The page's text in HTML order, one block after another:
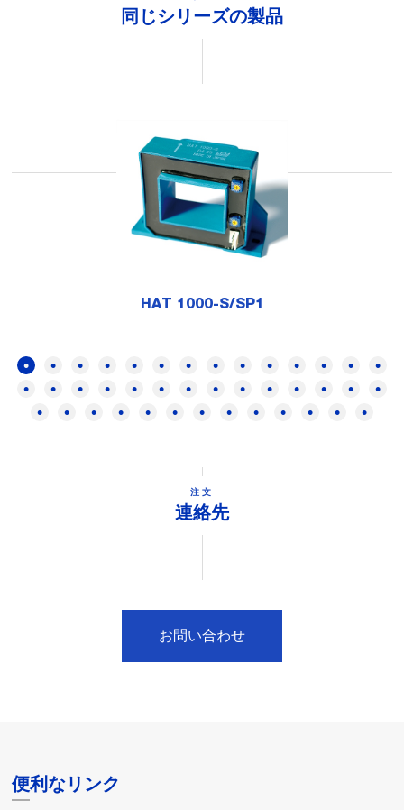
同じシリーズの製品
HAT 1000-S/SP1
注文
連絡先
お問い合わせ
便利なリンク